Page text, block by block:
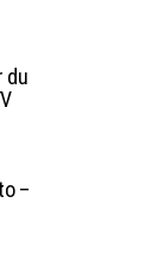
du
–